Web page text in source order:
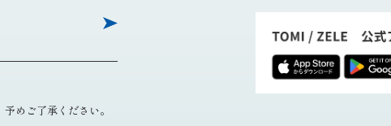
めご了承ください。